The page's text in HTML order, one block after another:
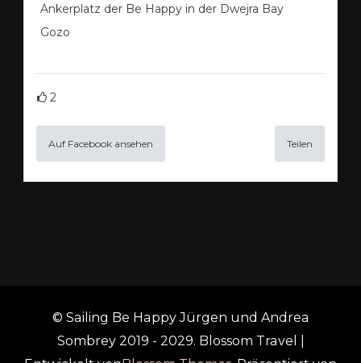
Ankerplatz der Be Happy in der Dwejra Bay
Gozo
2
Auf Facebook ansehen Teilen
© Sailing Be Happy Jürgen und Andrea
Sombrey 2019 - 2029. Blossom Travel |